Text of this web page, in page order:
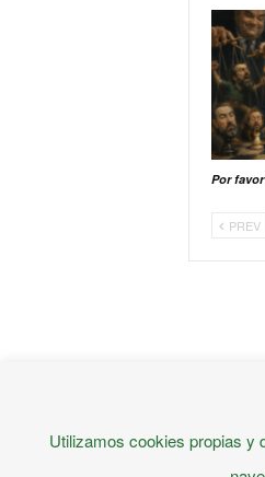
Por
PREV
© 2026 -
Utilizamos cookies propias y